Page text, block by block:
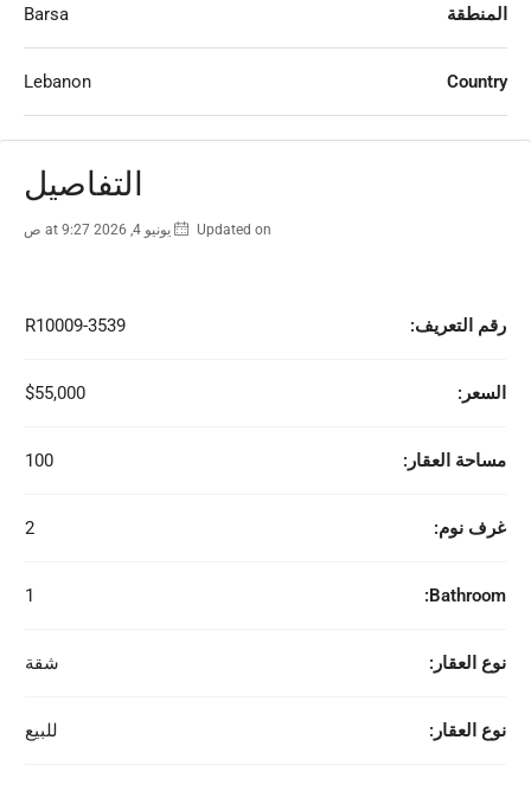
المنطقة Barsa
Country
Lebanon
التفاصيل
Updated on يونيو 4, 2026 at 9:27 ص
رقم التعريف: R10009-3539
السعر: $55,000
مساحة العقار: 100
غرف نوم: 2
Bathroom:
1
نوع العقار: شقة
نوع العقار: للبيع